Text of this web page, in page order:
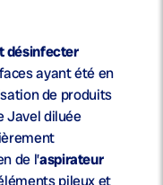
désinfecter
ayant été en
de produits
Javel diluée
de l’aspirateur
pileux et